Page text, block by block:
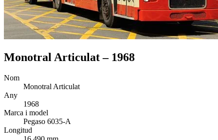
Monotral Articulat – 1968
Nom
Monotral Articulat
Any
1968
Marca i model
Pegaso 6035-A
Longitud